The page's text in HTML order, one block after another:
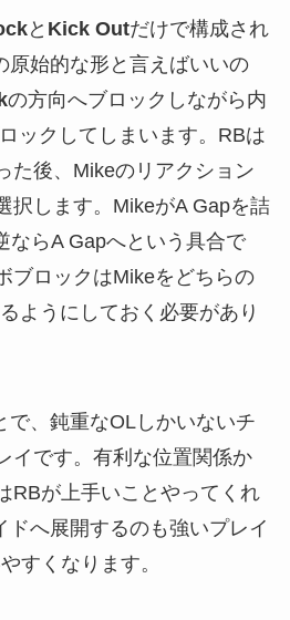
と Kick Outだけで構成され
原始的な形と言えばいいの
の方向へブロックしながら内
ックしてしまいます。RBは
た後、Mikeのリアクション
択します。MikeがA Gapを詰
ならA Gapへという具合で
ブロックはMikeをどちらの
ようにしておく必要があり
で、鈍重なOLしかいないチ
イです。有利な位置関係か
RBが上手いことやってくれ
ドへ展開するのも強いプレイ
すくなります。